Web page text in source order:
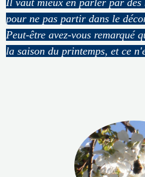
Il vaut mieux en parler par des
pour ne pas partir dans le
Peut-être avez-vous remarqué
la saison du printemps, et ce